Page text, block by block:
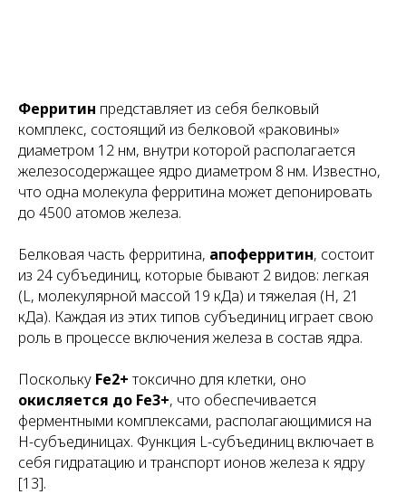
Ферритин представляет из себя белковый
комплекс, состоящий из белковой «раковины»
диаметром 12 нм, внутри которой располагается
железосодержащее ядро диаметром 8 нм. Известно,
что одна молекула ферритина может депонировать
до 4500 атомов железа.
Белковая часть ферритина, апоферритин, состоит
из 24 субъединиц, которые бывают 2 видов: легкая
(L, молекулярной массой 19 кДа) и тяжелая (H, 21
кДа). Каждая из этих типов субъединиц играет свою
роль в процессе включения железа в состав ядра.
Поскольку Fe2+ токсично для клетки, оно
окисляется до Fe3+, что обеспечивается
ферментными комплексами, располагающимися на
Н-субъединицах. Функция L-субъединиц включает в
себя гидратацию и транспорт ионов железа к ядру
[13].